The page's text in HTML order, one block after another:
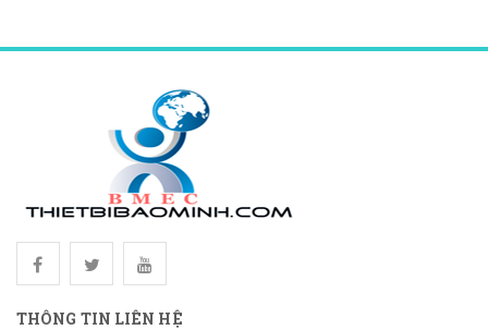
THÔNG TIN LIÊN HỆ